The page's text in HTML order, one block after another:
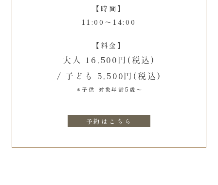
【時間】
11:00〜14:00
【料金】
大人 16,500円(税込)
/ 子ども 5,500円(税込)
＊子供 対象年齢5歳〜
予約はこちら